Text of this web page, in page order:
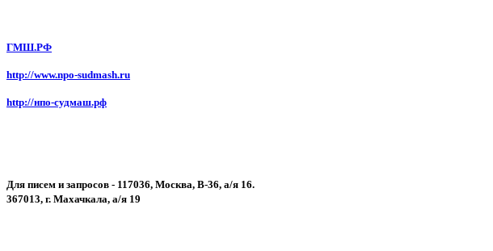
ГМШ.РФ
http://www.npo-sudmash.ru
http://нпо-судмаш.рф
Для писем и запросов - 117036, Москва, В-36, а/я 16.
367013, г. Махачкала, а/я 19